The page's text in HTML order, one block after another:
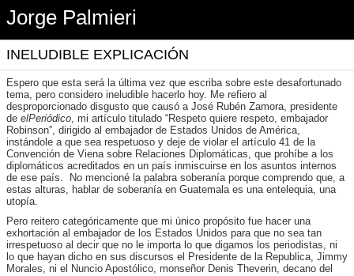
Jorge Palmieri
INELUDIBLE EXPLICACIÓN
Espero que esta será la última vez que escriba sobre este desafortunado
tema, pero considero ineludible hacerlo hoy. Me refiero al
desproporcionado disgusto que causó a José Rubén Zamora, presidente
de elPeriódico, mi artículo titulado “Respeto quiere respeto, embajador
Robinson”, dirigido al embajador de Estados Unidos de América,
instándole a que sea respetuoso y deje de violar el artículo 41 de la
Convención de Viena sobre Relaciones Diplomáticas, que prohíbe a los
diplomáticos acreditados en un país inmiscuirse en los asuntos internos
de ese país. No mencioné la palabra soberanía porque comprendo que, a
estas alturas, hablar de soberanía en Guatemala es una entelequia, una
utopía.
Pero reitero categóricamente que mi único propósito fue hacer una
exhortación al embajador de los Estados Unidos para que no sea tan
irrespetuoso al decir que no le importa lo que digamos los periodistas, ni
lo que hayan dicho en sus discursos el Presidente de la Republica, Jimmy
Morales, ni el Nuncio Apostólico, monseñor Denis Theverin, decano del